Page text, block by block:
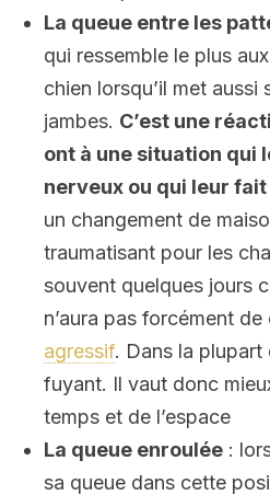
La queue entre les
qui ressemble le plus
chien lorsqu’il met aussi
jambes. C’est une
ont à une situation qui
nerveux ou qui leur fait
un changement de
traumatisant pour les
souvent quelques jours
n’aura pas forcément de
agressif. Dans la plupart
fuyant. Il vaut donc
temps et de l’espace
La queue enroulée :
sa queue dans cette